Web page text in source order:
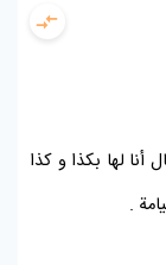
أنا لها بكذا و كذا
.